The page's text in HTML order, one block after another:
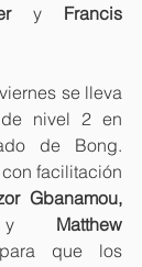
y Francis
se lleva
nivel 2 en
de Bong.
facilitación
Gbanamou,
y Matthew
que los